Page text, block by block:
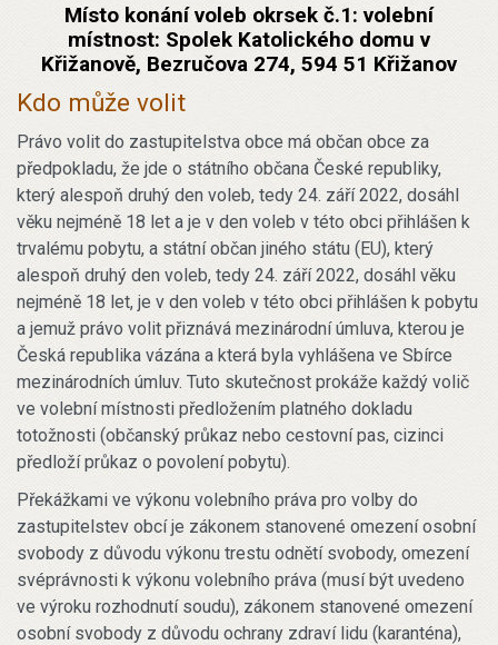
Místo konání voleb okrsek č.1: volební
místnost: Spolek Katolického domu v
Křižanově, Bezručova 274, 594 51 Křižanov
Kdo může volit
Právo volit do zastupitelstva obce má občan obce za
předpokladu, že jde o státního občana České republiky,
který alespoň druhý den voleb, tedy 24. září 2022, dosáhl
věku nejméně 18 let a je v den voleb v této obci přihlášen k
trvalému pobytu, a státní občan jiného státu (EU), který
alespoň druhý den voleb, tedy 24. září 2022, dosáhl věku
nejméně 18 let, je v den voleb v této obci přihlášen k pobytu
a jemuž právo volit přiznává mezinárodní úmluva, kterou je
Česká republika vázána a která byla vyhlášena ve Sbírce
mezinárodních úmluv. Tuto skutečnost prokáže každý volič
ve volební místnosti předložením platného dokladu
totožnosti (občanský průkaz nebo cestovní pas, cizinci
předloží průkaz o povolení pobytu).
Překážkami ve výkonu volebního práva pro volby do
zastupitelstev obcí je zákonem stanovené omezení osobní
svobody z důvodu výkonu trestu odnětí svobody, omezení
svéprávnosti k výkonu volebního práva (musí být uvedeno
ve výroku rozhodnutí soudu), zákonem stanovené omezení
osobní svobody z důvodu ochrany zdraví lidu (karanténa),